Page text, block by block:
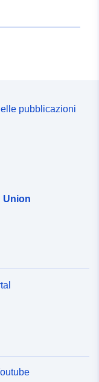
88u/dataset/
pubblicazioni
Union